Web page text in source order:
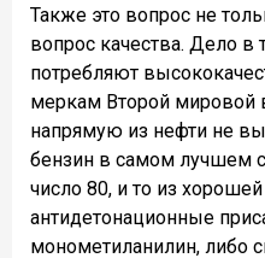
Также это вопрос не
вопрос качества. Дело в
потребляют
меркам Второй мировой
напрямую из нефти не
бензин в самом лучшем
число 80, и то из
антидетонационные
монометиланилин, либо